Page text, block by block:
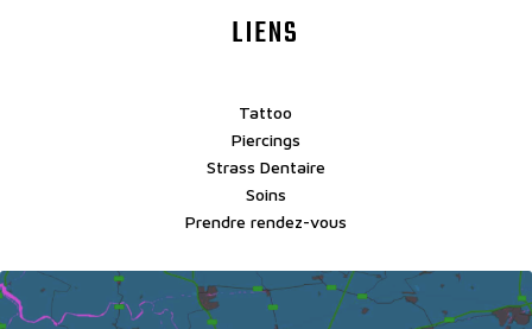
LIENS
Tattoo
Piercings
Strass Dentaire
Soins
Prendre rendez-vous